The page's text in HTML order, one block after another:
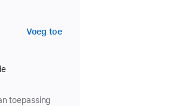
Voeg toeAppleCare+
toepassing